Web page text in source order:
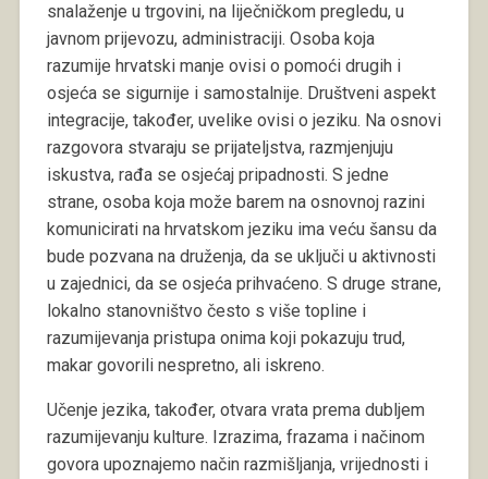
snalaženje u trgovini, na liječničkom pregledu, u
javnom prijevozu, administraciji. Osoba koja
razumije hrvatski manje ovisi o pomoći drugih i
osjeća se sigurnije i samostalnije. Društveni aspekt
integracije, također, uvelike ovisi o jeziku. Na osnovi
razgovora stvaraju se prijateljstva, razmjenjuju
iskustva, rađa se osjećaj pripadnosti. S jedne
strane, osoba koja može barem na osnovnoj razini
komunicirati na hrvatskom jeziku ima veću šansu da
bude pozvana na druženja, da se uključi u aktivnosti
u zajednici, da se osjeća prihvaćeno. S druge strane,
lokalno stanovništvo često s više topline i
razumijevanja pristupa onima koji pokazuju trud,
makar govorili nespretno, ali iskreno.
Učenje jezika, također, otvara vrata prema dubljem
razumijevanju kulture. Izrazima, frazama i načinom
govora upoznajemo način razmišljanja, vrijednosti i